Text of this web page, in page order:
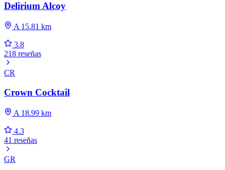
Delirium Alcoy
A 15.81 km
3.8
218 reseñas
CR
Crown Cocktail
A 18.99 km
4.3
41 reseñas
GR